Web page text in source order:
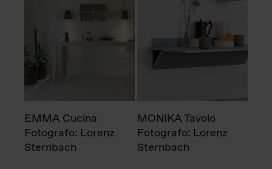
EMMA Cucina
Fotografo: Lorenz
Sternbach
MONIKA Tavolo
Fotografo: Lorenz
Sternbach